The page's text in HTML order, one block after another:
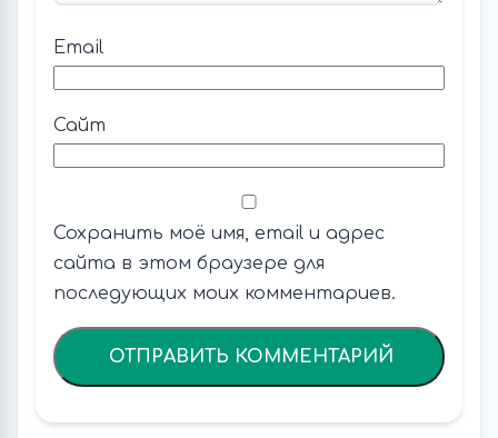
Email
Сайт
Сохранить моё имя, email и адрес
сайта в этом браузере для
последующих моих комментариев.